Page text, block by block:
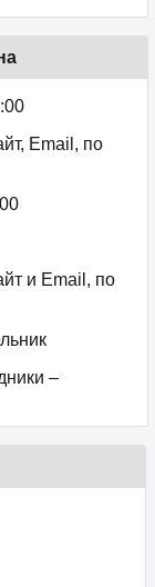
Email, по
и Email, по
–